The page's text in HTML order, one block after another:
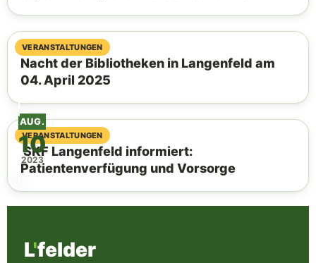
AUG.
10
2023
VERANSTALTUNGEN
23. März 2025
Nacht der Bibliotheken in Langenfeld am
04. April 2025
VERANSTALTUNGEN
25. Februar 2025
SKF Langenfeld informiert:
Patientenverfügung und Vorsorge
L'felder